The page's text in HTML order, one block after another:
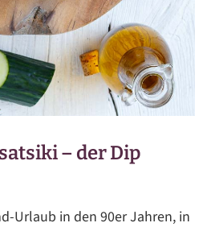
– der Dip
Urlaub in den 90er Jahren, in